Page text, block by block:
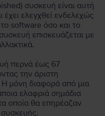
συσκευή είναι αυτή
έχει ελεγχθεί ενδελεχώς
software όσο και το
επισκευάζεται με
περνά έως 67
την άριστη
Η μόνη διαφορά από μια
ελαφριά σημάδια
οποία θα επηρέαζαν
συσκευής.